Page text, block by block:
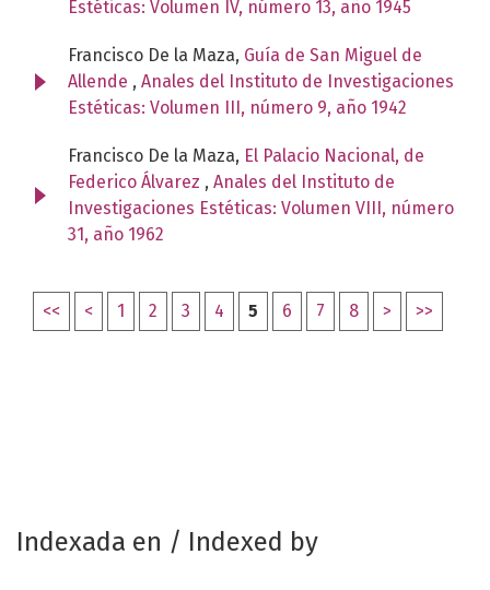
Estéticas: Volumen IV, número 13, año 1945
Francisco De la Maza, Guía de San Miguel de
Allende , Anales del Instituto de Investigaciones
Estéticas: Volumen III, número 9, año 1942
Francisco De la Maza, El Palacio Nacional, de
Federico Álvarez , Anales del Instituto de
Investigaciones Estéticas: Volumen VIII, número
31, año 1962
<< < 1 2 3 4 5 6 7 8 > >>
Indexada en / Indexed by